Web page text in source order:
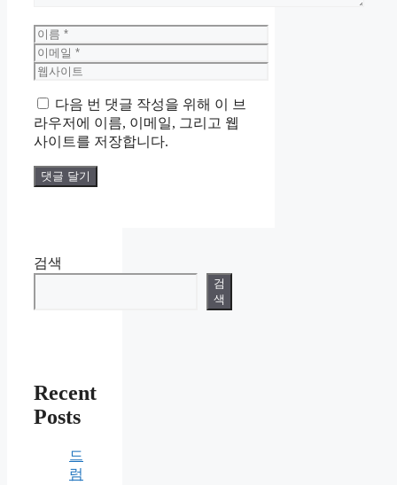
이
름
이
메
웹
이
트
다음 번 댓글 작성을 위해 이 브
라우저에 이름, 이메일, 그리고 웹
사이트를 저장합니다.
검색
검
색
Recent
Posts
드
럼